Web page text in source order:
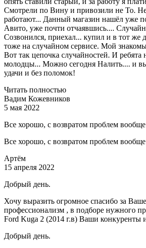
Смотрели по Вину и привозили не То.
работают... Данный магазин нашёл уже
Авито, уже почти отчаявшись....
Созвонился, приехал... купил и в тот же
тоже на случайном сервисе. Мой
Вот так цепочка случайностей. И ребята
молодцы... Можно сегодня Налить.... и
удачи и без поломок!
Читать полностью
Вадим Кожевников
5 мая 2022
Все хорошо, с возвратом проблем вообще
Все хорошо, с возвратом проблем вообще
Артём
15 апреля 2022
Добрый день.
Хочу выразить огромное спасибо за
профессионализм , в подборе нужного
Ford Kuga 2 (2014 г.в) Ваши конкуренты
Добрый день.